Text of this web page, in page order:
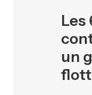
Les
un